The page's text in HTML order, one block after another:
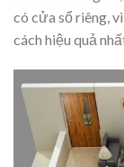
có cửa sổ riêng,
cách hiệu quả